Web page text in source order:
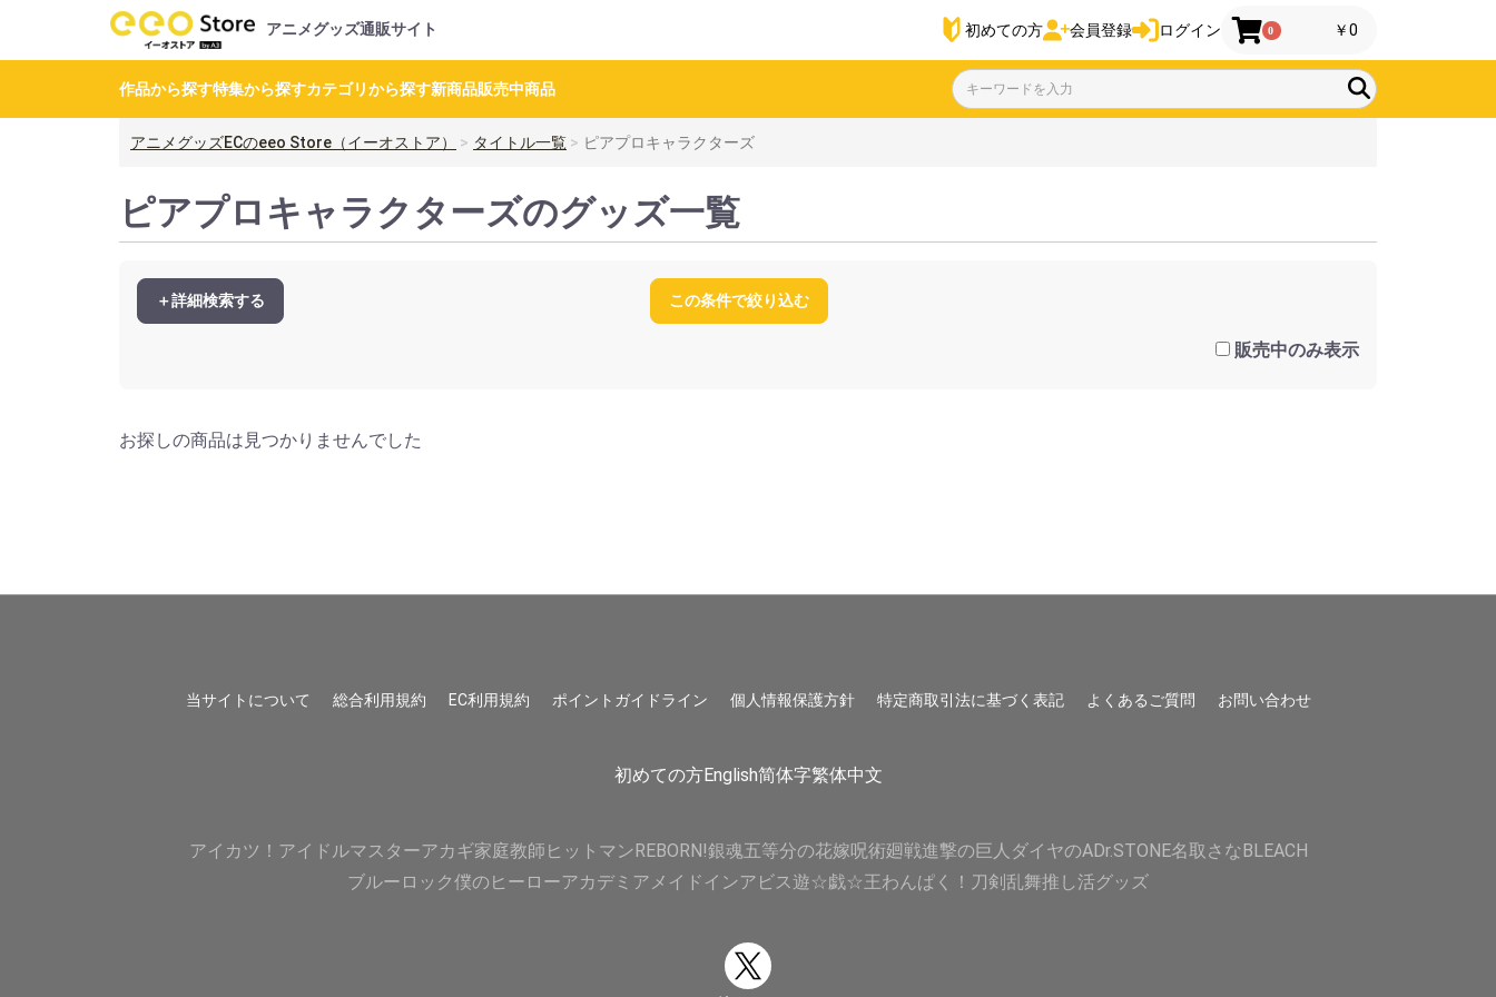
アニメグッズ通販サイト 初めての方 会員登録 ログイン 0 ￥0
作品から探す特集から探すカテゴリから探す新商品販売中商品
アニメグッズECのeeo Store（イーオストア） タイトル一覧 ピアプロキャラクターズ
ピアプロキャラクターズのグッズ一覧
＋詳細検索する この条件で絞り込む
販売中のみ表示
お探しの商品は見つかりませんでした
当サイトについて 総合利用規約 EC利用規約 ポイントガイドライン 個人情報保護方針 特定商取引法に基づく表記 よくあるご質問 お問い合わせ
初めての方English简体字繁体中文
アイカツ！ アイドルマスターアカギ家庭教師ヒットマンREBORN!銀魂五等分の花嫁呪術廻戦進撃の巨人 ダイヤのADr.STONE名取さなBLEACH
ブルーロック僕のヒーローアカデミア メイドインアビス遊☆戯☆王わんぱく！刀剣乱舞推し活グッズ